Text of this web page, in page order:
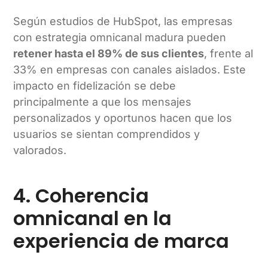
Según estudios de HubSpot, las empresas
con estrategia omnicanal madura pueden
retener hasta el 89% de sus clientes, frente al
33% en empresas con canales aislados. Este
impacto en fidelización se debe
principalmente a que los mensajes
personalizados y oportunos hacen que los
usuarios se sientan comprendidos y
valorados.
4. Coherencia
omnicanal en la
experiencia de marca